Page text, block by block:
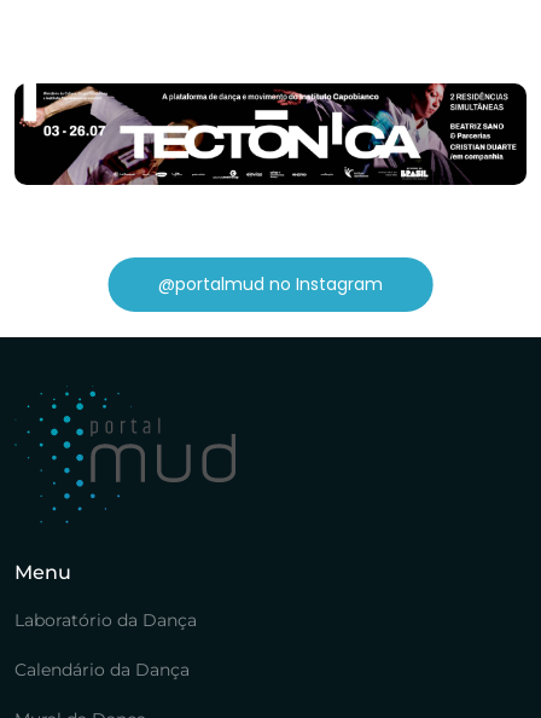
@portalmud no Instagram
Menu
Laboratório da Dança
Calendário da Dança